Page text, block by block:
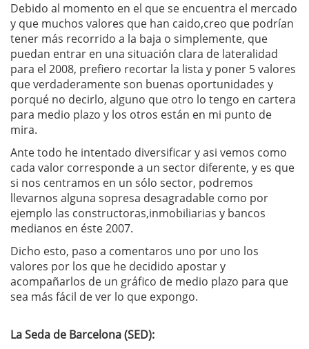
Debido al momento en el que se encuentra el mercado
y que muchos valores que han caido,creo que podrían
tener más recorrido a la baja o simplemente, que
puedan entrar en una situación clara de lateralidad
para el 2008, prefiero recortar la lista y poner 5 valores
que verdaderamente son buenas oportunidades y
porqué no decirlo, alguno que otro lo tengo en cartera
para medio plazo y los otros están en mi punto de
mira.
Ante todo he intentado diversificar y asi vemos como
cada valor corresponde a un sector diferente, y es que
si nos centramos en un sólo sector, podremos
llevarnos alguna sopresa desagradable como por
ejemplo las constructoras,inmobiliarias y bancos
medianos en éste 2007.
Dicho esto, paso a comentaros uno por uno los
valores por los que he decidido apostar y
acompañarlos de un gráfico de medio plazo para que
sea más fácil de ver lo que expongo.
La Seda de Barcelona (SED):